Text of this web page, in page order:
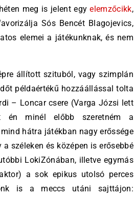
meg is jelent egyelemzőcikk,
Sós Bencét Blagojevics,
elemei a játékunknak, és nem
állított szituból, vagy szimplán
példaértékű hozzáállással tolta
– Loncar csere (Varga Józsi lett
én minél előbb szeretném a
hátra játékban nagy erőssége
széleken és középen is erősebbé
LokiZónában, illetve egymás
a sok epikus utolsó perces
is a meccs utáni sajttájon: